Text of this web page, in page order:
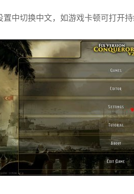
置中切换中文，如游戏卡顿可打开